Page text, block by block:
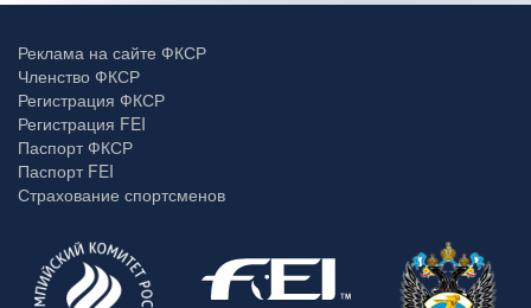
Реклама на сайте ФКСР
Членство ФКСР
Регистрация ФКСР
Регистрация FEI
Паспорт ФКСР
Паспорт FEI
Страхование спортсменов